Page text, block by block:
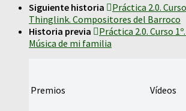
Siguiente historia
Práctica 2.0.
Thinglink. Compositores del Barroco
Historia previa
Práctica 2.0. Curso
Música de mi familia
Premios Vídeos